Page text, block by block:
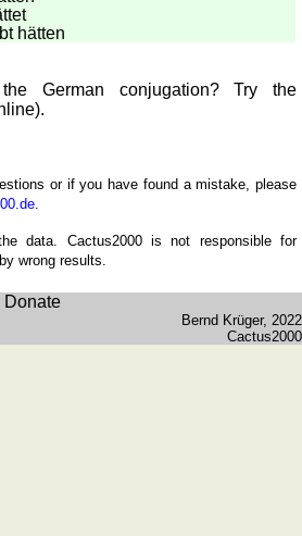
hätten
German conjugation? Try the
or if you have found a mistake, please
.
data. Cactus2000 is not responsible for
wrong results.
Donate
Bernd Krüger, 2022
Cactus2000